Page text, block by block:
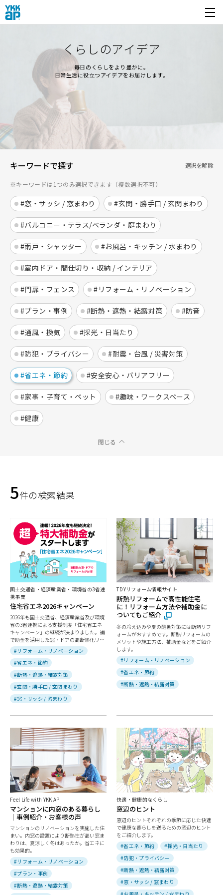
開く
くらしのアイデア
毎日のくらしをより豊かに。
日常生活に役立つアイデアをお届けします。
キーワードで探す 選択を解除
※キーワードは1つのみ選択できます（複数選択不可）
#窓・サッシ / 窓まわり #玄関・勝手口 / 玄関まわり
#バルコニー・テラス/ベランダ・庭まわり
#雨戸・シャッター #お風呂・キッチン / 水まわり
#室内ドア・間仕切り・収納 / インテリア
#門扉・フェンス #リフォーム・リノベーション
#プラン・事例 #断熱・遮熱・結露対策 #防音
#通風・換気 #採光・日当たり
#防犯・プライバシー #耐震・台風 / 災害対策
#省エネ・節約 #安全安心・バリアフリー
#家事・子育て・ペット #趣味・ワークスペース
#健康
閉じる
5件の検索結果
国土交通省・経済産業省・環境省の3省連
携事業
住宅省エネ2026キャンペーン
2026年も国土交通省、経済産業省及び環境
省の3省連携による支援制度「住宅省エネ
キャンペーン」の継続が決まりました。補
で助金を活用した窓・ドアの高断熱化リフ
ォーム住みやすいお家に。
#リフォーム・リノベーション
#省エネ・節約
#断熱・遮熱・結露対策
#玄関・勝手口 / 玄関まわり
#窓・サッシ / 窓まわり
TDYリフォーム情報サイト
断熱リフォームで高性能住宅
に！リフォーム方法や補助金に
ついてもご紹介
冬の冷え込みや夏の酷暑対策には断熱リフ
ォームがおすすめです。断熱リフォームの
メリットや施工方法、補助金などをご紹介
します。
#リフォーム・リノベーション
#省エネ・節約
#断熱・遮熱・結露対策
Feel Life with YKK AP
マンションに内窓のある暮らし
｜事例紹介・お客様の声
マンションのリノベーションを実施した住
まい。内窓の設置により断熱性が高い窓ま
わりは、夏涼しく冬はあったか。省エネに
も効果的。
#リフォーム・リノベーション
#プラン・事例
#断熱・遮熱・結露対策
快適・健康的なくらし
窓辺のヒント
窓辺のヒントそれぞれの季節に応じた快適
で健康な暮らしを送るための窓辺のヒント
をご紹介します。
#省エネ・節約
#採光・日当たり
#防犯・プライバシー
#断熱・遮熱・結露対策
#窓・サッシ / 窓まわり